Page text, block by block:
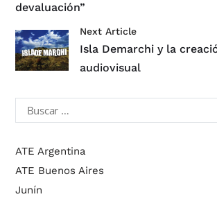
devaluación”
Next Article
Isla Demarchi y la
audiovisual
ATE Argentina
ATE Buenos Aires
Junín